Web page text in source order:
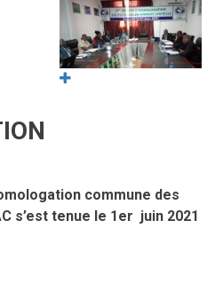
Image
commune des
s’est tenue le 1er juin 2021